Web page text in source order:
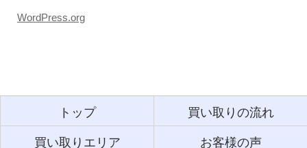
WordPress.org
トップ 買い取りの流れ
買い取りエリア お客様の声